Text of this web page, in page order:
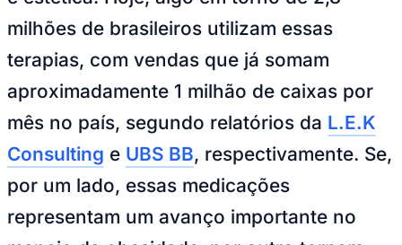
e estética. Hoje, algo em torno de 2,8
terapias, com vendas que já somam
aproximadamente 1 milhão de caixas por
mês no país, segundo relatórios da L.E.K
Consulting
UBS BB, respectivamente. Se,
por um lado, essas medicações
representam um avanço importante no